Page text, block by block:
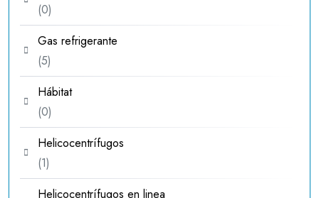
00
productos
Gas refrigerante
55
productos
Hábitat
00
productos
Helicocentrífugos
11
producto
Helicocentrífugos en linea